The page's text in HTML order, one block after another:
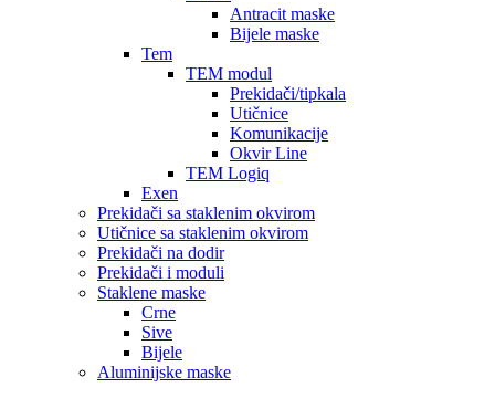
Antracit maske
Bijele maske
Tem
TEM modul
Prekidači/tipkala
Utičnice
Komunikacije
Okvir Line
TEM Logiq
Exen
Prekidači sa staklenim okvirom
Utičnice sa staklenim okvirom
Prekidači na dodir
Prekidači i moduli
Staklene maske
Crne
Sive
Bijele
Aluminijske maske